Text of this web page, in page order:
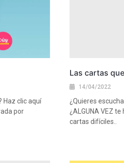
Haz clic aquí
por
Las cartas
14/04/2022
¿Quieres
¿ALGUNA VEZ
cartas difíciles..